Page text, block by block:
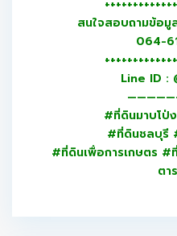
สนใจสอบถามข้อ
064-
Line ID :
#ที่ดินมาบโป่
#ที่ดินชลบุรี
#ที่ดินเพื่อการเกษตร
ตา